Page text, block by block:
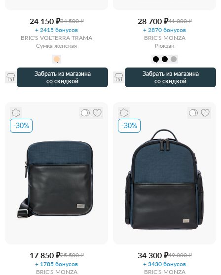
24 150 ₽34 500 ₽
+ 2415 бонусов
BRIC'S VOLTERRA TRAMA
Сумка женская
Забрать из магазина
со скидкой
28 700 ₽41 000 ₽
+ 2870 бонусов
BRIC'S MONZA
Рюкзак
Забрать из магазина
со скидкой
-30%
17 850 ₽25 500 ₽
+ 1785 бонусов
BRIC'S MONZA
-30%
34 300 ₽49 000 ₽
+ 3430 бонусов
BRIC'S MONZA